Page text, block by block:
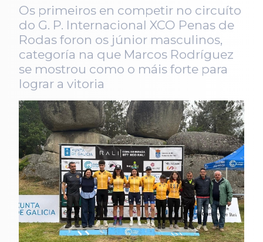
Os primeiros en competir no circuíto
do G. P. Internacional XCO Penas de
Rodas foron os júnior masculinos,
categoría na que Marcos Rodríguez
se mostrou como o máis forte para
lograr a vitoria